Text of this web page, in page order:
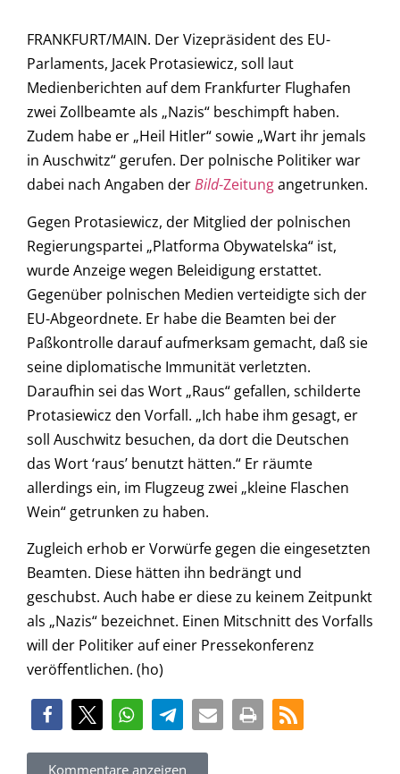
FRANKFURT/MAIN. Der Vizepräsident des EU-
Parlaments, Jacek Protasiewicz, soll laut
Medienberichten auf dem Frankfurter Flughafen
zwei Zollbeamte als „Nazis“ beschimpft haben.
Zudem habe er „Heil Hitler“ sowie „Wart ihr jemals
in Auschwitz“ gerufen. Der polnische Politiker war
dabei nach Angaben derBild-Zeitungangetrunken.
Gegen Protasiewicz, der Mitglied der polnischen
Regierungspartei „Platforma Obywatelska“ ist,
wurde Anzeige wegen Beleidigung erstattet.
Gegenüber polnischen Medien verteidigte sich der
EU-Abgeordnete. Er habe die Beamten bei der
Paßkontrolle darauf aufmerksam gemacht, daß sie
seine diplomatische Immunität verletzten.
Daraufhin sei das Wort „Raus“ gefallen, schilderte
Protasiewicz den Vorfall. „Ich habe ihm gesagt, er
soll Auschwitz besuchen, da dort die Deutschen
das Wort ‘raus’ benutzt hätten.“ Er räumte
allerdings ein, im Flugzeug zwei „kleine Flaschen
Wein“ getrunken zu haben.
Zugleich erhob er Vorwürfe gegen die eingesetzten
Beamten. Diese hätten ihn bedrängt und
geschubst. Auch habe er diese zu keinem Zeitpunkt
als „Nazis“ bezeichnet. Einen Mitschnitt des Vorfalls
will der Politiker auf einer Pressekonferenz
veröffentlichen. (ho)
Kommentare anzeigen